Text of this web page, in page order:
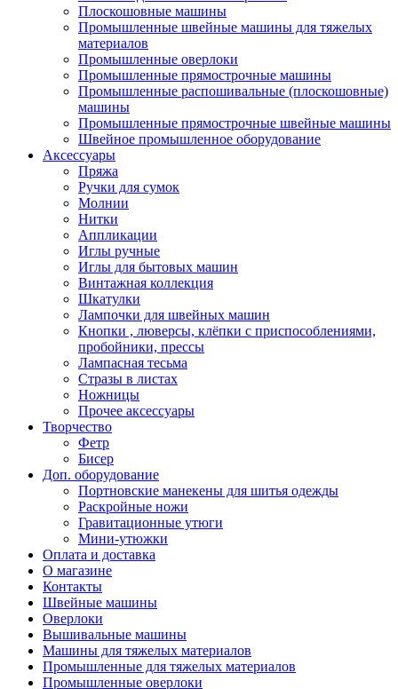
Плоскошовные машины
Промышленные швейные машины для тяжелых
материалов
Промышленные оверлоки
Промышленные прямострочные машины
Промышленные распошивальные (плоскошовные)
машины
Промышленные прямострочные швейные машины
Швейное промышленное оборудование
Аксессуары
Пряжа
Ручки для сумок
Молнии
Нитки
Аппликации
Иглы ручные
Иглы для бытовых машин
Винтажная коллекция
Шкатулки
Лампочки для швейных машин
Кнопки , люверсы, клёпки с приспособлениями,
пробойники, прессы
Лампасная тесьма
Стразы в листах
Ножницы
Прочее аксессуары
Творчество
Фетр
Бисер
Доп. оборудование
Портновские манекены для шитья одежды
Раскройные ножи
Гравитационные утюги
Мини-утюжки
Оплата и доставка
О магазине
Контакты
Швейные машины
Оверлоки
Вышивальные машины
Машины для тяжелых материалов
Промышленные для тяжелых материалов
Промышленные оверлоки